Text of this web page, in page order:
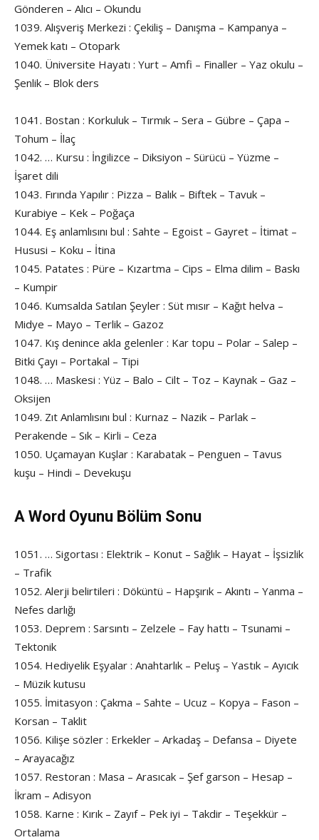
Gönderen – Alıcı – Okundu
1039. Alışveriş Merkezi : Çekiliş – Danışma – Kampanya –
Yemek katı – Otopark
1040. Üniversite Hayatı : Yurt – Amfi – Finaller – Yaz okulu –
Şenlik – Blok ders
1041. Bostan : Korkuluk – Tırmık – Sera – Gübre – Çapa –
Tohum – İlaç
1042. … Kursu : İngilizce – Diksiyon – Sürücü – Yüzme –
İşaret dili
1043. Fırında Yapılır : Pizza – Balık – Biftek – Tavuk –
Kurabiye – Kek – Poğaça
1044. Eş anlamlısını bul : Sahte – Egoist – Gayret – İtimat –
Hususi – Koku – İtina
1045. Patates : Püre – Kızartma – Cips – Elma dilim – Baskı
– Kumpir
1046. Kumsalda Satılan Şeyler : Süt mısır – Kağıt helva –
Midye – Mayo – Terlik – Gazoz
1047. Kış denince akla gelenler : Kar topu – Polar – Salep –
Bitki Çayı – Portakal – Tipi
1048. … Maskesi : Yüz – Balo – Cilt – Toz – Kaynak – Gaz –
Oksijen
1049. Zıt Anlamlısını bul : Kurnaz – Nazik – Parlak –
Perakende – Sık – Kirli – Ceza
1050. Uçamayan Kuşlar : Karabatak – Penguen – Tavus
kuşu – Hindi – Devekuşu
A Word Oyunu Bölüm Sonu
1051. … Sigortası : Elektrik – Konut – Sağlık – Hayat – İşsizlik
– Trafik
1052. Alerji belirtileri : Döküntü – Hapşırık – Akıntı – Yanma –
Nefes darlığı
1053. Deprem : Sarsıntı – Zelzele – Fay hattı – Tsunami –
Tektonik
1054. Hediyelik Eşyalar : Anahtarlık – Peluş – Yastık – Ayıcık
– Müzik kutusu
1055. İmitasyon : Çakma – Sahte – Ucuz – Kopya – Fason –
Korsan – Taklit
1056. Kilişe sözler : Erkekler – Arkadaş – Defansa – Diyete
– Arayacağız
1057. Restoran : Masa – Arasıcak – Şef garson – Hesap –
İkram – Adisyon
1058. Karne : Kırık – Zayıf – Pek iyi – Takdir – Teşekkür –
Ortalama